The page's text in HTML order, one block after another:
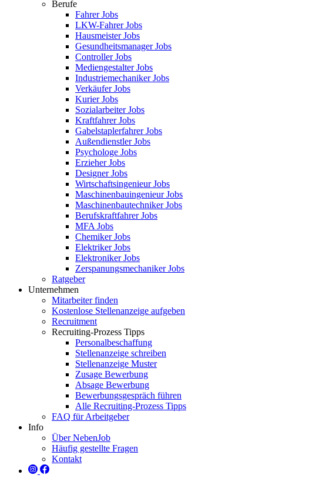
Berufe
Fahrer Jobs
LKW-Fahrer Jobs
Hausmeister Jobs
Gesundheitsmanager Jobs
Controller Jobs
Mediengestalter Jobs
Industriemechaniker Jobs
Verkäufer Jobs
Kurier Jobs
Sozialarbeiter Jobs
Kraftfahrer Jobs
Gabelstaplerfahrer Jobs
Außendienstler Jobs
Psychologe Jobs
Erzieher Jobs
Designer Jobs
Wirtschaftsingenieur Jobs
Maschinenbauingenieur Jobs
Maschinenbautechniker Jobs
Berufskraftfahrer Jobs
MFA Jobs
Chemiker Jobs
Elektriker Jobs
Elektroniker Jobs
Zerspanungsmechaniker Jobs
Ratgeber
Unternehmen
Mitarbeiter finden
Kostenlose Stellenanzeige aufgeben
Recruitment
Recruiting-Prozess Tipps
Personalbeschaffung
Stellenanzeige schreiben
Stellenanzeige Muster
Zusage Bewerbung
Absage Bewerbung
Bewerbungsgespräch führen
Alle Recruiting-Prozess Tipps
FAQ für Arbeitgeber
Info
Über NebenJob
Häufig gestellte Fragen
Kontakt